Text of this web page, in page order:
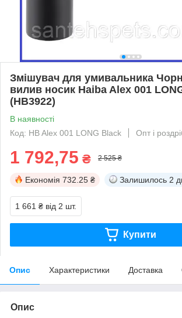
Змішувач для умивальника
вилив носик Haiba Alex 001
(HB3922)
В наявності
Код: HB Alex 001 LONG Black
Опт і
1 792,75 ₴ 2 525 ₴
Економія 732.25 ₴ Залишилось 2
1 661 ₴ від 2 шт.
Купити
Опис Характеристики Доставка
Опис